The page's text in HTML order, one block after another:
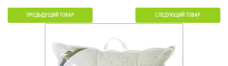
ПРЕДЫДУЩИЙ ТОВАР СЛЕДУЮЩИЙ ТОВАР